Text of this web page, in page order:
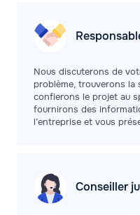
Nous discuterons de
problème, trouverons la
confierons le projet au
fournirons des
l’entreprise et vous
Conseiller